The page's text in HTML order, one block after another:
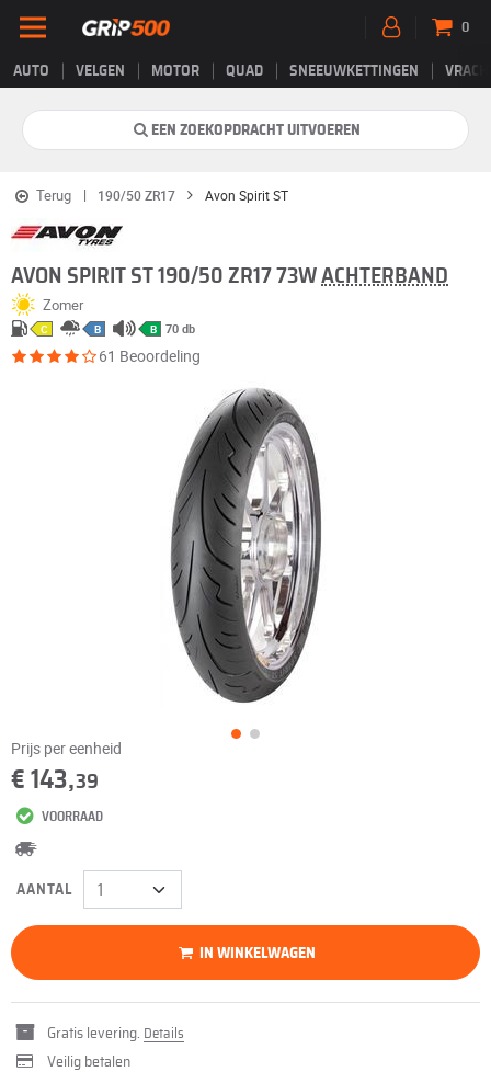
AUTO VELGEN MOTOR QUAD SNEEUWKETTINGEN
0
EEN ZOEKOPDRACHT UITVOEREN
Terug 190/50 ZR17 Avon Spirit ST
AVON SPIRIT ST 190/50 ZR17 73W ACHTERBAND
Zomer
C B B 70 db
61 Beoordeling
Prijs per eenheid
€ 143,39
VOORRAAD
AANTAL
IN WINKELWAGEN
Gratis levering. Details
Veilig betalen